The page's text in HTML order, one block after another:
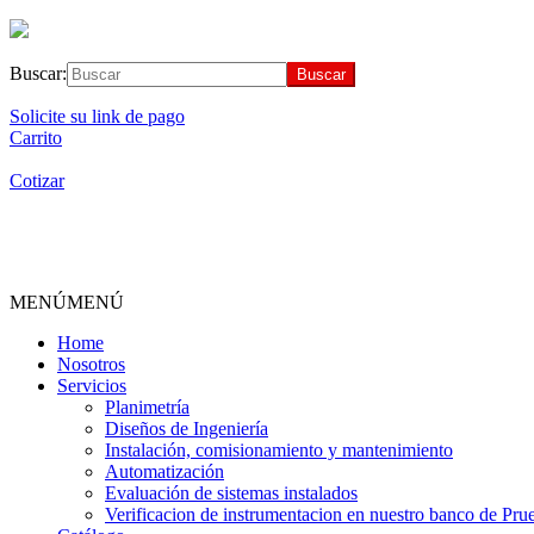
Buscar:
Solicite su link de pago
Carrito
Cotizar
MENÚMENÚ
Home
Nosotros
Servicios
Planimetría
Diseños de Ingeniería
Instalación, comisionamiento y mantenimiento
Automatización
Evaluación de sistemas instalados
Verificacion de instrumentacion en nuestro banco de